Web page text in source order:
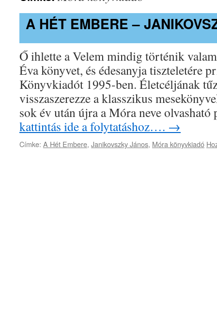
A HÉT EMBERE –
Ő ihlette a Velem mindig történik
Éva könyvet, és édesanyja tiszteletére
Könyvkiadót 1995-ben. Életcéljának
visszaszerezze a klasszikus
sok év után újra a Móra neve
kattintás ide a folytatáshoz…. →
Címke: A Hét Embere, Janikovszky János, Móra könyvkiadó